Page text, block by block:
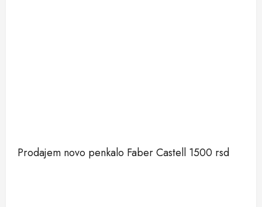
Prodajem novo penkalo Faber Castell 1500 rsd